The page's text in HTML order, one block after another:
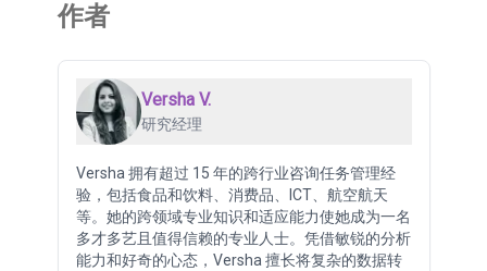
作者
Versha V.
研究经理
Versha 拥有超过 15 年的跨行业咨询任务管理经
验，包括食品和饮料、消费品、ICT、航空航天
等。她的跨领域专业知识和适应能力使她成为一名
多才多艺且值得信赖的专业人士。凭借敏锐的分析
能力和好奇的心态，Versha 擅长将复杂的数据转